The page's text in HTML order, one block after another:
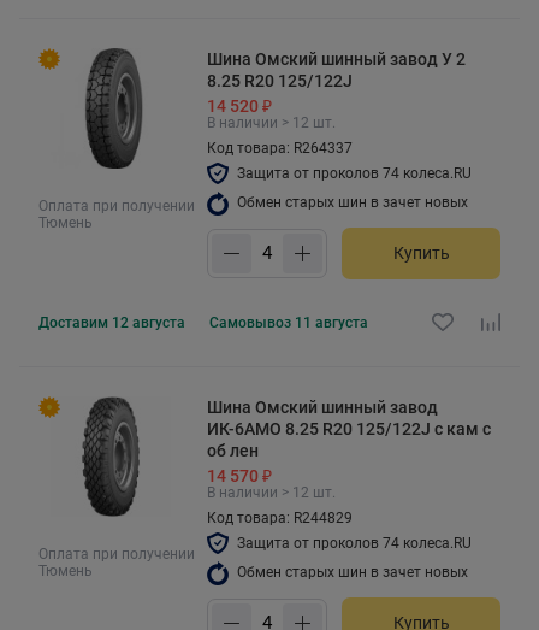
Оплата при получении
Тюмень
Шина Омский шинный завод У 2
8.25 R20 125/122J
14 520 ₽
В наличии > 12 шт.
Код товара: R264337
Защита от проколов 74 колеса.RU
Обмен старых шин в зачет новых
Купить
Доставим 12 августа Самовывоз 11 августа
Оплата при получении
Тюмень
Шина Омский шинный завод
ИК-6АМО 8.25 R20 125/122J с кам с
об лен
14 570 ₽
В наличии > 12 шт.
Код товара: R244829
Защита от проколов 74 колеса.RU
Обмен старых шин в зачет новых
Купить